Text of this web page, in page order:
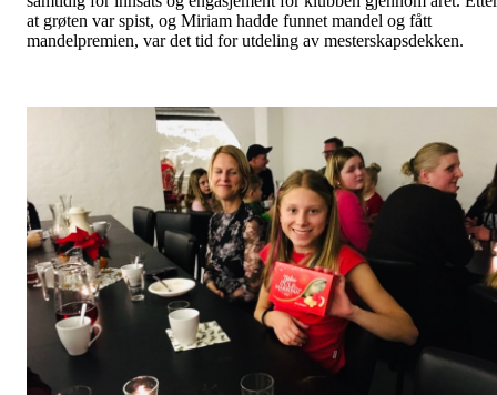
at grøten var spist, og Miriam hadde funnet mandel og fått
mandelpremien, var det tid for utdeling av mesterskapsdekken.